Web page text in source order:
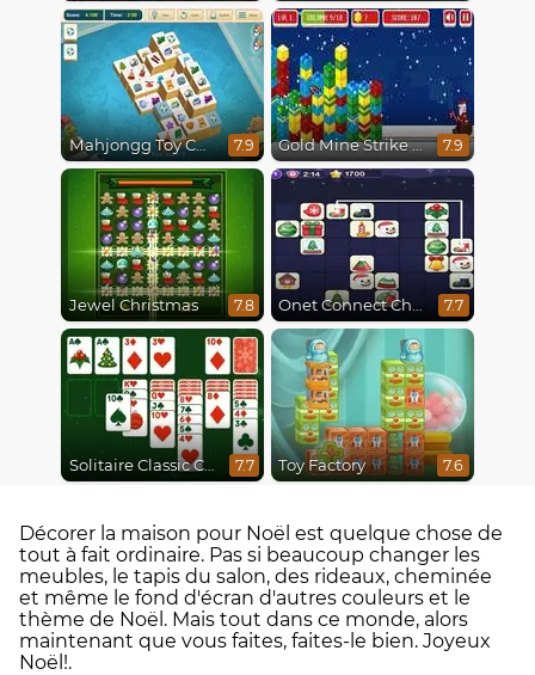
Mahjongg Toy Chest 7.9 Gold Mine Strike Christmas 7.9
Jewel Christmas 7.8 Onet Connect Christmas 7.7
Solitaire Classic Christmas 7.7 Toy Factory 7.6
Décorer la maison pour Noël est quelque chose de
tout à fait ordinaire. Pas si beaucoup changer les
meubles, le tapis du salon, des rideaux, cheminée
et même le fond d'écran d'autres couleurs et le
thème de Noël. Mais tout dans ce monde, alors
maintenant que vous faites, faites-le bien. Joyeux
Noël!.